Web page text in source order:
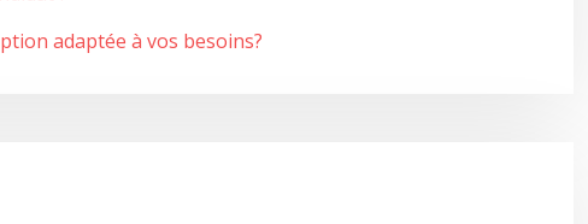
adaptée à vos besoins?